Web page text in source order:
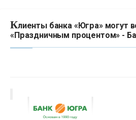
Клиенты банка «Югра» могут
«Праздничным процентом» -